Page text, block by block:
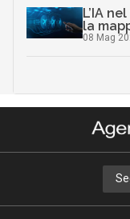
L’IA
la
08 Mag